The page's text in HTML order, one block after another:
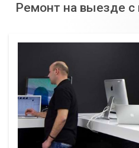
Ремонт на выезде с